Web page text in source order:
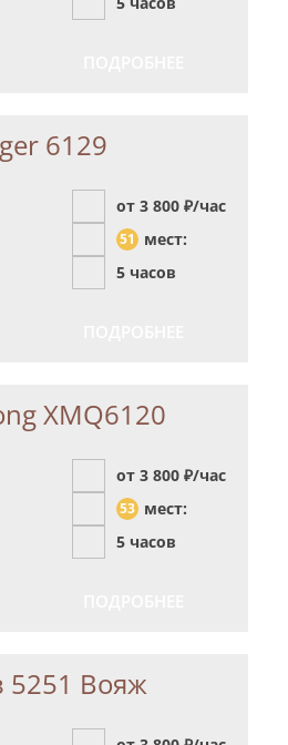
6129
от 3 800 ₽/час
51
мест:
5 часов
XMQ6120
от 3 800 ₽/час
53 мест:
5 часов
5251 Вояж